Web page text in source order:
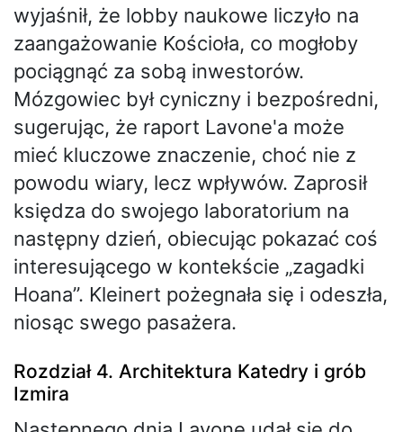
wyjaśnił, że lobby naukowe liczyło na
zaangażowanie Kościoła, co mogłoby
pociągnąć za sobą inwestorów.
Mózgowiec był cyniczny i bezpośredni,
sugerując, że raport Lavone'a może
mieć kluczowe znaczenie, choć nie z
powodu wiary, lecz wpływów. Zaprosił
księdza do swojego laboratorium na
następny dzień, obiecując pokazać coś
interesującego w kontekście „zagadki
Hoana”. Kleinert pożegnała się i odeszła,
niosąc swego pasażera.
Rozdział 4. Architektura Katedry i grób
Izmira